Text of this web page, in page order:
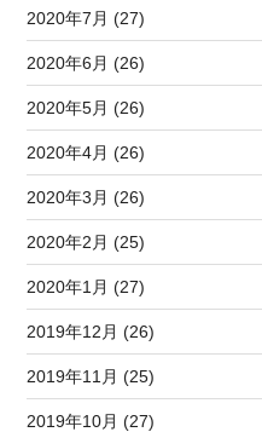
2020年7月 (27)
2020年6月 (26)
2020年5月 (26)
2020年4月 (26)
2020年3月 (26)
2020年2月 (25)
2020年1月 (27)
2019年12月 (26)
2019年11月 (25)
2019年10月 (27)